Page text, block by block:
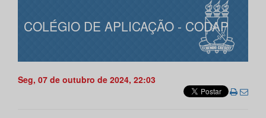
COLÉGIO DE APLICAÇÃO - CODAP
Seg, 07 de outubro de 2024, 22:03